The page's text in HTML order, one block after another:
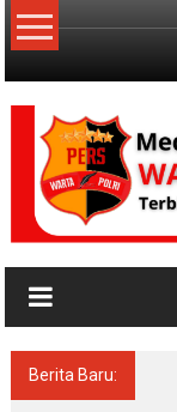
Lompat
ke
NKRI
Jurnalisme
Berita Baru: